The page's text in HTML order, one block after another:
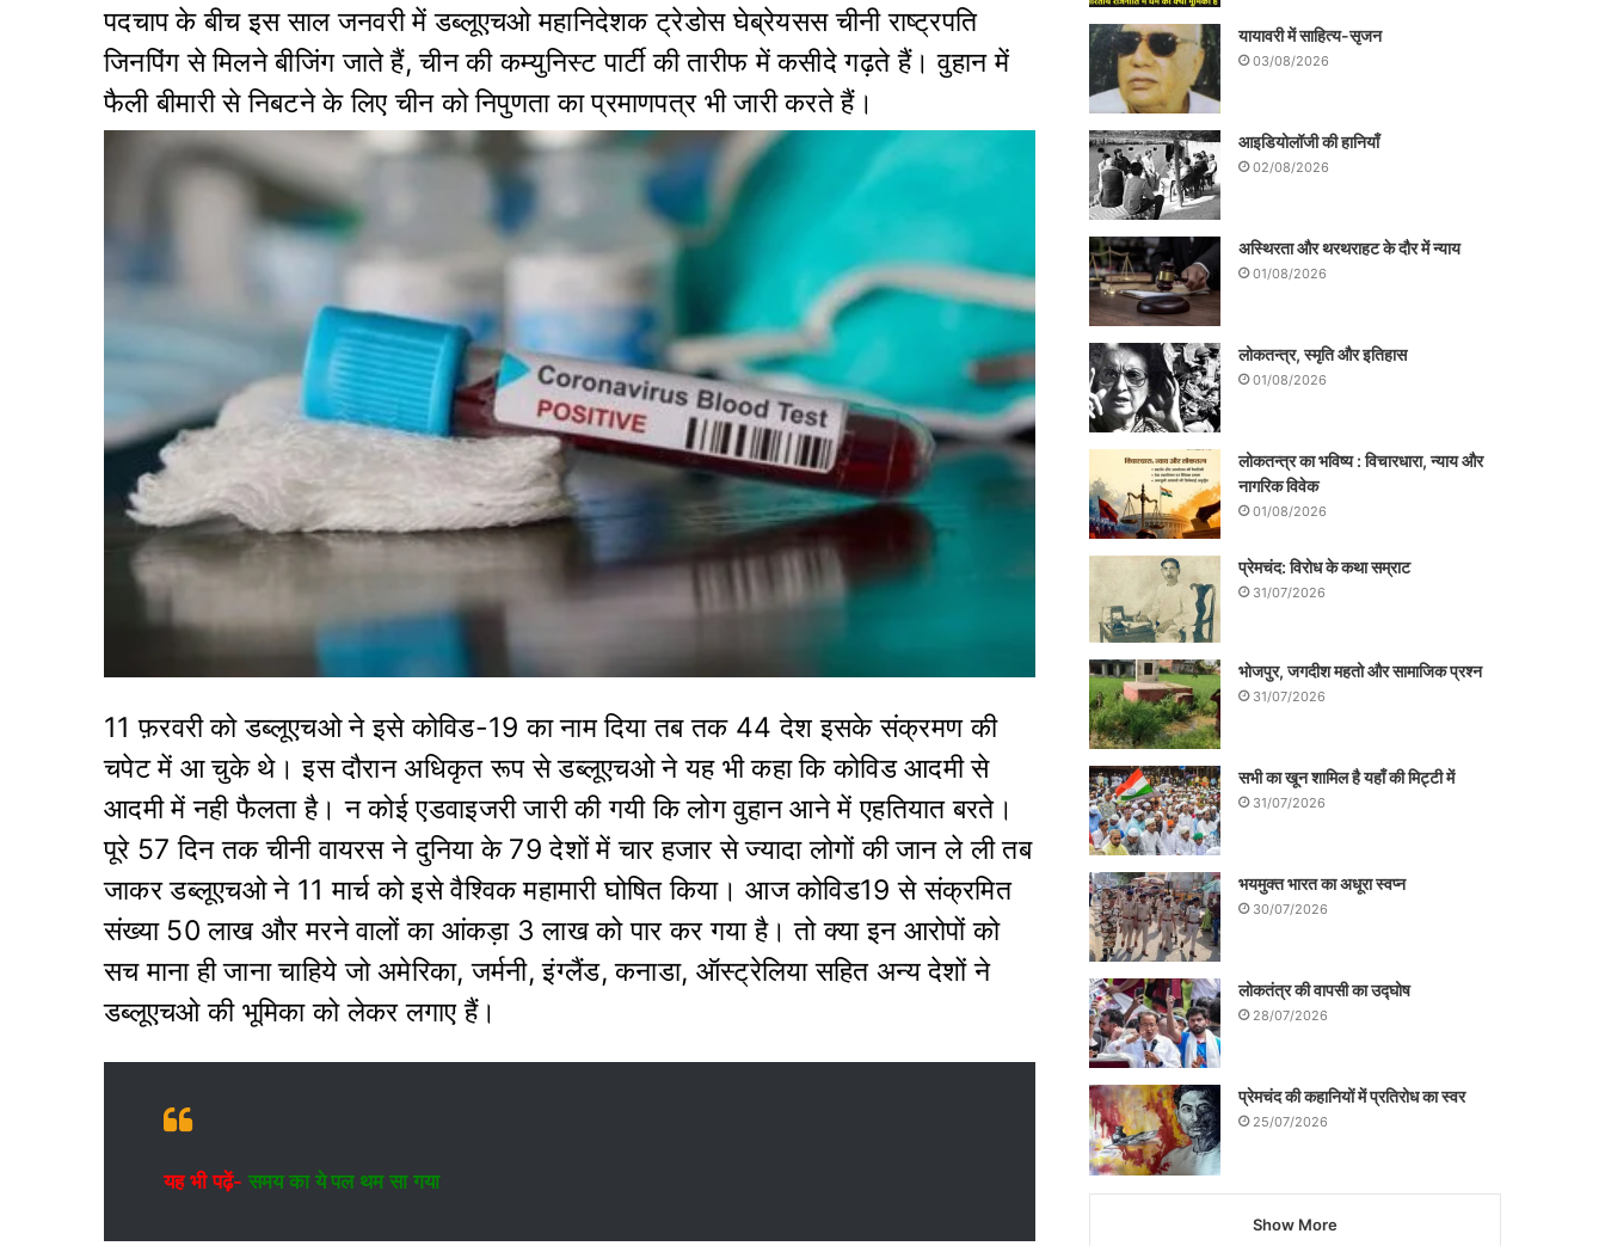
पदचाप के बीच इस साल जनवरी में डब्लूएचओ महानिदेशक ट्रेडोस घेब्रेयसस चीनी राष्ट्रपति
जिनपिंग से मिलने बीजिंग जाते हैं, चीन की कम्युनिस्ट पार्टी की तारीफ में कसीदे गढ़ते हैं। वुहान में
फैली बीमारी से निबटने के लिए चीन को निपुणता का प्रमाणपत्र भी जारी करते हैं।
11 फ़रवरी को डब्लूएचओ ने इसे कोविड-19 का नाम दिया तब तक 44 देश इसके संक्रमण की
चपेट में आ चुके थे। इस दौरान अधिकृत रूप से डब्लूएचओ ने यह भी कहा कि कोविड आदमी से
आदमी में नही फैलता है। न कोई एडवाइजरी जारी की गयी कि लोग वुहान आने में एहतियात बरते।
पूरे 57 दिन तक चीनी वायरस ने दुनिया के 79 देशों में चार हजार से ज्यादा लोगों की जान ले ली तब
जाकर डब्लूएचओ ने 11 मार्च को इसे वैश्विक महामारी घोषित किया। आज कोविड19 से संक्रमित
संख्या 50 लाख और मरने वालों का आंकड़ा 3 लाख को पार कर गया है। तो क्या इन आरोपों को
सच माना ही जाना चाहिये जो अमेरिका, जर्मनी, इंग्लैंड, कनाडा, ऑस्ट्रेलिया सहित अन्य देशों ने
डब्लूएचओ की भूमिका को लेकर लगाए हैं।
यह भी पढ़ें- समय का ये पल थम सा गया
यायावरी में साहित्य-सृजन
03/08/2026
आइडियोलॉजी की हानियाँ
02/08/2026
अस्थिरता और थरथराहट के दौर में न्याय
01/08/2026
लोकतन्त्र, स्मृति और इतिहास
01/08/2026
लोकतन्त्र का भविष्य : विचारधारा, न्याय और
नागरिक विवेक
01/08/2026
प्रेमचंद: विरोध के कथा सम्राट
31/07/2026
भोजपुर, जगदीश महतो और सामाजिक प्रश्न
31/07/2026
सभी का खून शामिल है यहाँ की मिट्टी में
31/07/2026
भयमुक्त भारत का अधूरा स्वप्न
30/07/2026
लोकतंत्र की वापसी का उद्घोष
28/07/2026
प्रेमचंद की कहानियों में प्रतिरोध का स्वर
25/07/2026
Show More